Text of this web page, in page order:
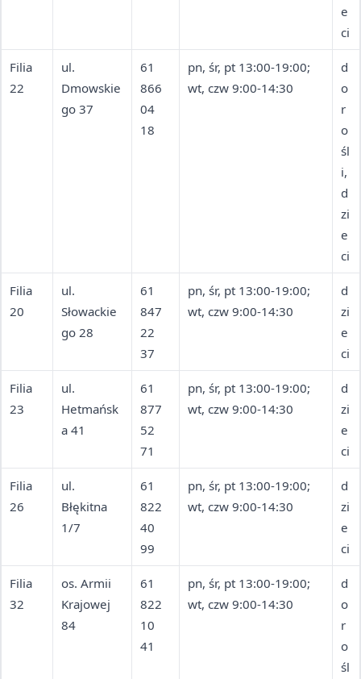
e
ci
Filia
22
ul.
Dmowskie
go 37
61
866
04
18
pn, śr, pt 13:00-19:00;
wt, czw 9:00-14:30
d
o
r
o
śl
i,
d
zi
e
ci
Filia
20
ul.
Słowackie
go 28
61
847
22
37
pn, śr, pt 13:00-19:00;
wt, czw 9:00-14:30
d
zi
e
ci
Filia
23
ul.
Hetmańsk
a 41
61
877
52
71
pn, śr, pt 13:00-19:00;
wt, czw 9:00-14:30
d
zi
e
ci
Filia
26
ul.
Błękitna
1/7
61
822
40
99
pn, śr, pt 13:00-19:00;
wt, czw 9:00-14:30
d
zi
e
ci
Filia
32
os. Armii
Krajowej
84
61
822
10
41
pn, śr, pt 13:00-19:00;
wt, czw 9:00-14:30
d
o
r
o
śl